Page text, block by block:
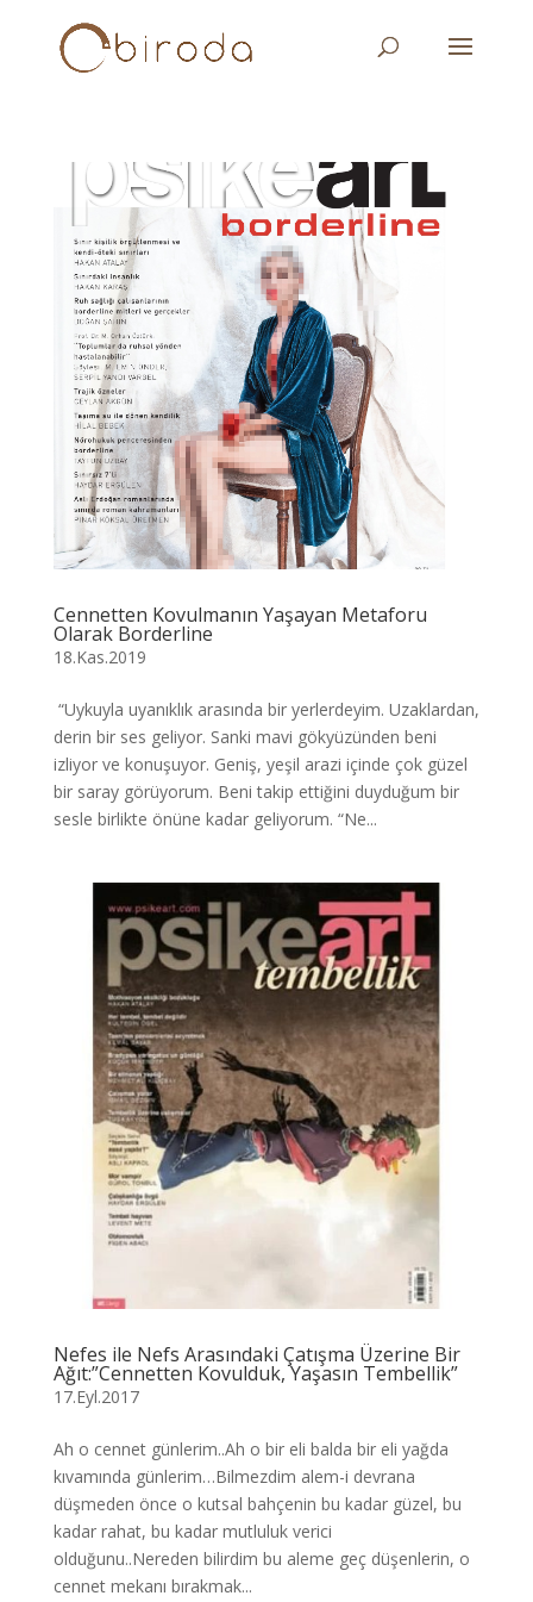
Cennetten Kovulmanın Yaşayan Metaforu
Olarak Borderline
18.Kas.2019
“Uykuyla uyanıklık arasında bir yerlerdeyim. Uzaklardan,
derin bir ses geliyor. Sanki mavi gökyüzünden beni
izliyor ve konuşuyor. Geniş, yeşil arazi içinde çok güzel
bir saray görüyorum. Beni takip ettiğini duyduğum bir
sesle birlikte önüne kadar geliyorum. “Ne...
Nefes ile Nefs Arasındaki Çatışma Üzerine Bir
Ağıt:”Cennetten Kovulduk, Yaşasın Tembellik”
17.Eyl.2017
Ah o cennet günlerim..Ah o bir eli balda bir eli yağda
kıvamında günlerim…Bilmezdim alem-i devrana
düşmeden önce o kutsal bahçenin bu kadar güzel, bu
kadar rahat, bu kadar mutluluk verici
olduğunu..Nereden bilirdim bu aleme geç düşenlerin, o
cennet mekanı bırakmak...